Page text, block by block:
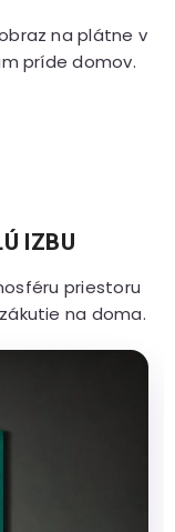
na plátne v
príde domov.
IZBU
priestoru
na doma.